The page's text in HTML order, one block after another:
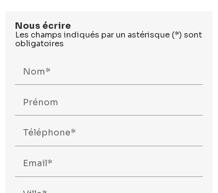
Nous écrire
Les champs indiqués par un astérisque (*) sont
obligatoires
Nom*
Prénom
Téléphone*
Email*